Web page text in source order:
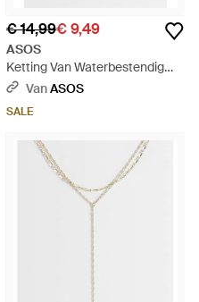
€ 14,99€ 9,49
ASOS
Ketting Van Waterbestendig
Roestvrij Staal Met Gekoppelde
VanASOS
SALE